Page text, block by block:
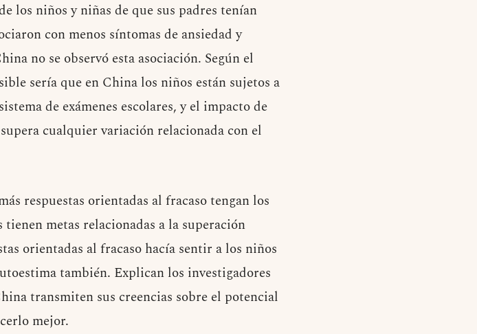
los niños y niñas de que sus padres tenían
con menos síntomas de ansiedad y
no se observó esta asociación. Según el
sería que en China los niños están sujetos a
de exámenes escolares, y el impacto de
cualquier variación relacionada con el
respuestas orientadas al fracaso tengan los
metas relacionadas a la superación
orientadas al fracaso hacía sentir a los niños
también. Explican los investigadores
transmiten sus creencias sobre el potencial
mejor.